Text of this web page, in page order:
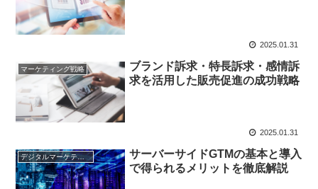
2025.01.31
マーケティング戦略
ブランド訴求・特長訴求・感情訴
求を活用した販売促進の成功戦略
2025.01.31
デジタルマーケティング基礎
サーバーサイドGTMの基本と導入
で得られるメリットを徹底解説